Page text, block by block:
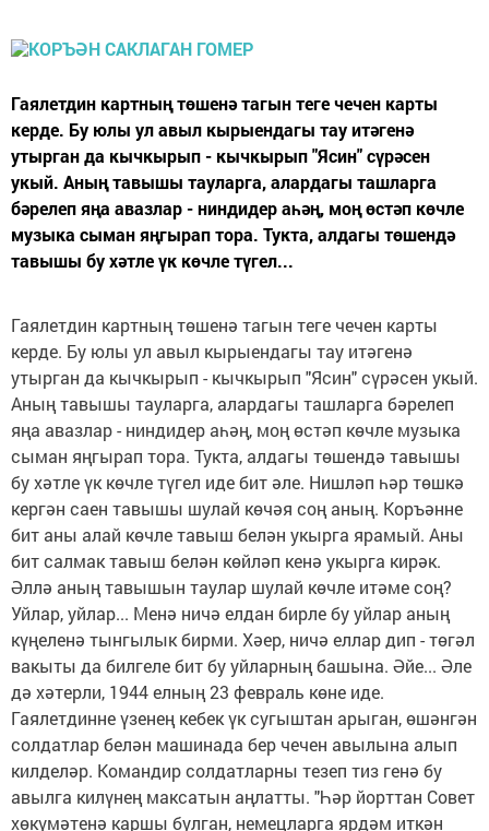
Гаялетдин картның төшенә тагын теге чечен карты
керде. Бу юлы ул авыл кырыендагы тау итәгенә
утырган да кычкырып - кычкырып "Ясин" сүрәсен
укый. Аның тавышы тауларга, алардагы ташларга
бәрелеп яңа авазлар - ниндидер аһәң, моң өстәп көчле
музыка сыман яңгырап тора. Тукта, алдагы төшендә
тавышы бу хәтле үк көчле түгел...
Гаялетдин картның төшенә тагын теге чечен карты
керде. Бу юлы ул авыл кырыендагы тау итәгенә
утырган да кычкырып - кычкырып "Ясин" сүрәсен укый.
Аның тавышы тауларга, алардагы ташларга бәрелеп
яңа авазлар - ниндидер аһәң, моң өстәп көчле музыка
сыман яңгырап тора. Тукта, алдагы төшендә тавышы
бу хәтле үк көчле түгел иде бит әле. Нишләп һәр төшкә
кергән саен тавышы шулай көчәя соң аның. Коръәнне
бит аны алай көчле тавыш белән укырга ярамый. Аны
бит салмак тавыш белән көйләп кенә укырга кирәк.
Әллә аның тавышын таулар шулай көчле итәме соң?
Уйлар, уйлар... Менә ничә елдан бирле бу уйлар аның
күңеленә тынгылык бирми. Хәер, ничә еллар дип - төгәл
вакыты да билгеле бит бу уйларның башына. Әйе... Әле
дә хәтерли, 1944 елның 23 февраль көне иде.
Гаялетдинне үзенең кебек үк сугыштан арыган, өшәнгән
солдатлар белән машинада бер чечен авылына алып
килделәр. Командир солдатларны тезеп тиз генә бу
авылга килүнең максатын аңлатты. "Һәр йорттан Совет
хөкүмәтенә каршы булган, немецларга ярдәм иткән